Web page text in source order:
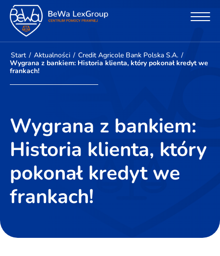
Start / Aktualności / Credit Agricole Bank Polska S.A. /
Wygrana z bankiem: Historia klienta, który pokonał kredyt we
frankach!
Wygrana z bankiem:
Historia klienta, który
pokonał kredyt we
frankach!